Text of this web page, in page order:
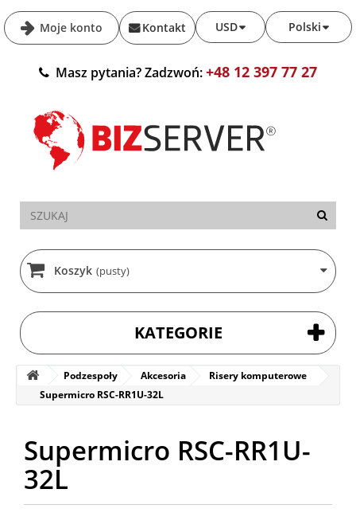
Moje konto Polski
USD
Kontakt
Masz pytania? Zadzwoń:+48 12 397 77 27
Koszyk (pusty)
KATEGORIE
Podzespoły Akcesoria
Risery komputerowe
Supermicro RSC-RR1U-32L
Supermicro RSC-RR1U-
32L